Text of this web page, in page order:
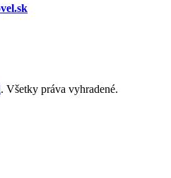
. Všetky práva vyhradené.